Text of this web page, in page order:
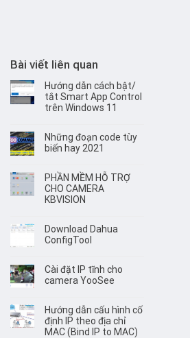
Bài viết liên quan
Hướng dẫn cách bật/
tắt Smart App Control
trên Windows 11
Những đoạn code tùy
biến hay 2021
PHẦN MỀM HỖ TRỢ
CHO CAMERA
KBVISION
Download Dahua
ConfigTool
Cài đặt IP tĩnh cho
camera YooSee
Hướng dẫn cấu hình cố
định IP theo địa chỉ
MAC (Bind IP to MAC)